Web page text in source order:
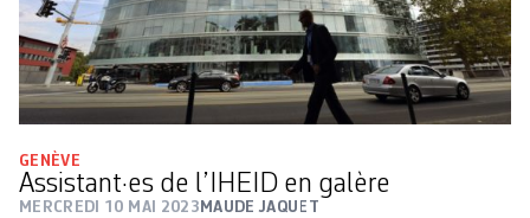
GENÈVE
Assistant·es de l’IHEID en galère
MERCREDI 10 MAI 2023 MAUDE JAQUET